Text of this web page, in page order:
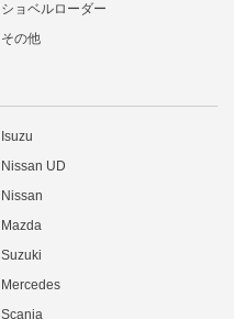
ショベルローダー
その他
Isuzu
Nissan UD
Nissan
Mazda
Suzuki
Mercedes
Scania